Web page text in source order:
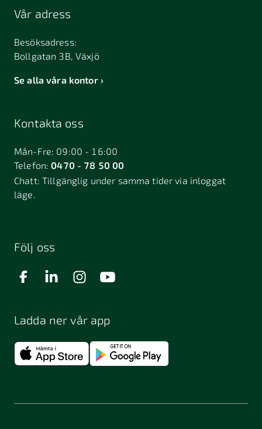
Vår adress
Besöksadress:
Bollgatan 3B, Växjö
Se alla våra kontor
Kontakta oss
Mån-Fre: 09:00 - 16:00
Telefon:0470 - 78 50 00
Chatt:Tillgänglig under samma tider via inloggat
läge.
Följ oss
Ladda ner vår app